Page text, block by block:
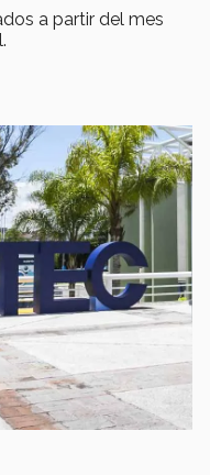
a partir del mes